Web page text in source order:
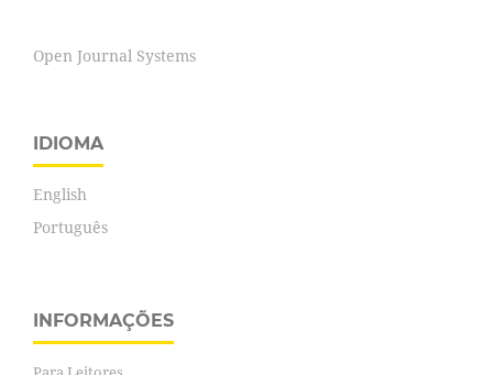
Open Journal Systems
IDIOMA
English
Português
INFORMAÇÕES